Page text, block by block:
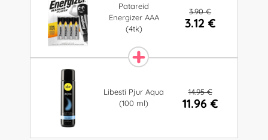
Patareid
Energizer AAA
(4tk)
3.90 €
3.12 €
Libesti Pjur Aqua
(100 ml)
14.95 €
11.96 €